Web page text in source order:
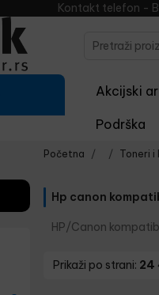
Kontakt telefon -
Akcijski
Podrška
Početna Toneri i
Hp canon
HP/Canon
Prikaži po strani: 24